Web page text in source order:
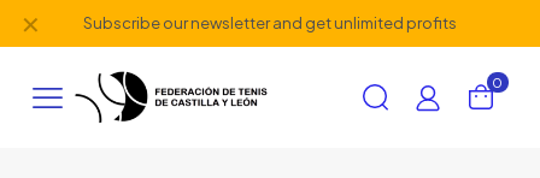
Subscribe our newsletter and get unlimited profits
✕
0